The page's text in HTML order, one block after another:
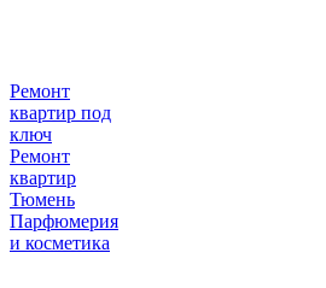
Ремонт
квартир под
ключ
Ремонт
квартир
Тюмень
Парфюмерия
и косметика